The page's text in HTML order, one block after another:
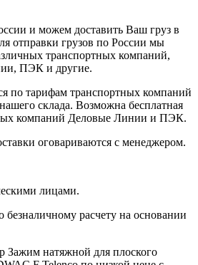
и можем доставить Ваш груз в
отправки грузов по России мы
транспортных компаний,
ПЭК и другие.
по тарифам транспортных компаний
склада. Возможна бесплатная
компаний Деловые Линии и ПЭК.
оговариваются с менеджером.
лицами.
безналичному расчету на основании
Зажим натяжной для плоского